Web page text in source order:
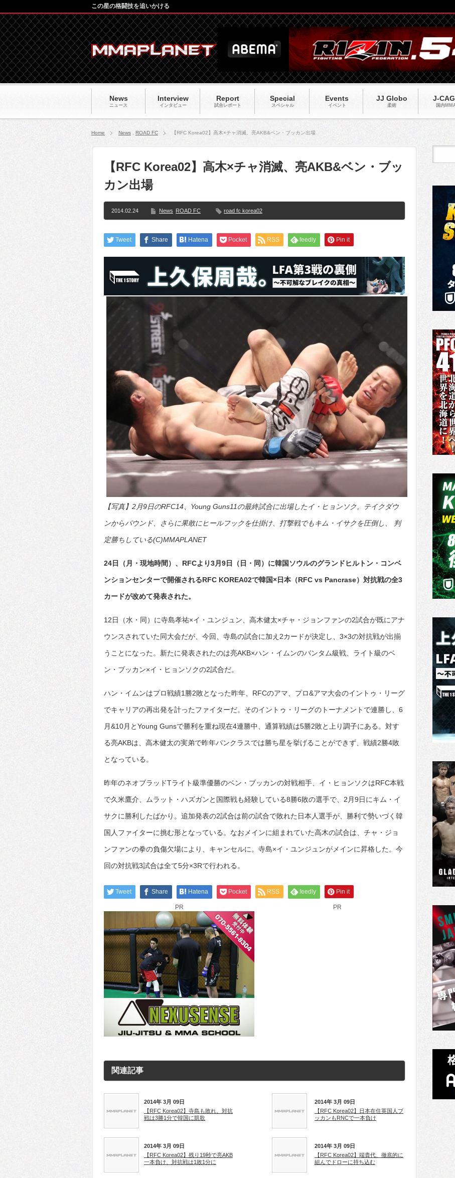
News
ニュース
Interview
インタビュー
Report
試合レポート
Special
スペシャル
Events
イベント
JJ Globo
柔術
J-
国内
この星の格闘技を追いかける
Home News ROAD FC 【RFC Korea02】高木×チャ消滅、亮AKB&ベン・ブッカン出場
【RFC Korea02】高木×チャ消滅、亮AKB&ベン・ブッ
カン出場
2014.02.24 News ROAD FC road fc korea02
Tweet Share Hatena Pocket RSS feedly Pin it
【写真】2月9日のRFC14、Young Guns11の最終試合に出場したイ・ヒョンソク。テイクダウ
ンからパウンド、さらに果敢にヒールフックを仕掛け、打撃戦でもキム・イサクを圧倒し、 判
定勝ちしている(C)MMAPLANET
24日（月・現地時間）、RFCより3月9日（日・同）に韓国ソウルのグランドヒルトン・コンベ
ンションセンターで開催されるRFC KOREA02で韓国×日本（RFC vs Pancrase）対抗戦の全3
カードが改めて発表された。
12日（水・同）に寺島孝祐×イ・ユンジュン、高木健太×チャ・ジョンファンの2試合が既にアナ
ウンスされていた同大会だが、今回、寺島の試合に加え2カードが決定し、3×3の対抗戦が出揃
うことになった。新たに発表されたのは亮AKB×ハン・イムンのバンタム級戦、ライト級のベ
ン・ブッカン×イ・ヒョンソクの2試合だ。
ハン・イムンはプロ戦績1勝2敗となった昨年、RFCのアマ、プロ&アマ大会のイントゥ・リーグ
でキャリアの再出発を計ったファイターだ。そのイントゥ・リーグのトーナメントで連勝し、6
月&10月とYoung Gunsで勝利を重ね現在4連勝中、通算戦績は5勝2敗と上り調子にある。対す
る亮AKBは、高木健太の実弟で昨年パンクラスでは勝ち星を挙げることができず、戦績2勝4敗
となっている。
昨年のネオブラッドTライト級準優勝のベン・ブッカンの対戦相手、イ・ヒョンソクはRFC本戦
で久米鷹介、ムラット・ハズガンと国際戦も経験している8勝6敗の選手で、2月9日にキム・イ
サクに勝利したばかり。追加発表の2試合は前の試合で敗れた日本人選手が、勝利で勢いづく韓
国人ファイターに挑む形となっている。なおメインに組まれていた高木の試合は、チャ・ジョ
ンファンの拳の負傷欠場により、キャンセルに。寺島×イ・ユンジュンがメインに昇格した。今
回の対抗戦3試合は全て5分×3Rで行われる。
Tweet Share Hatena Pocket RSS feedly Pin it
PR PR
関連記事
2014年 3月 09日
【RFC Korea02】寺島も敗れ、対抗
戦は3勝1分で韓国に凱歌
2014年 3月 09日
【RFC Korea02】日本在住英国人ブ
ッカンもRNCで一本負け
2014年 3月 09日
【RFC Korea02】残り19秒で亮AKB
一本負け、対抗戦は1敗1分に
2014年 3月 09日
【RFC Korea02】端貴代、徹底的に
組んでドローに持ち込む